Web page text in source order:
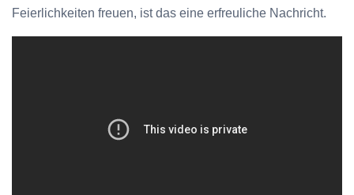
Feierlichkeiten freuen, ist das eine erfreuliche Nachricht.